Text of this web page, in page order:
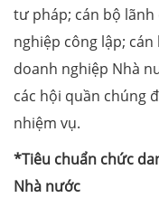
tư pháp; cán bộ lãnh
nghiệp công lập;
doanh nghiệp Nhà
các hội quần chúng
nhiệm vụ.
*Tiêu chuẩn chức
Nhà nước